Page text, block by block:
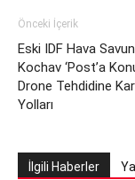
Önceki İçerik
Eski IDF Hava
Kochav ‘Post’a
Drone Tehdidine
Yolları
İlgili Haberler